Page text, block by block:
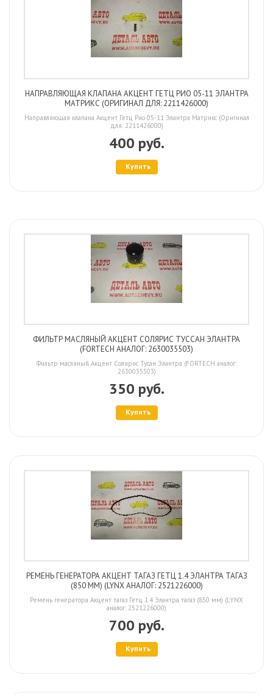
НАПРАВЛЯЮЩАЯ КЛАПАНА АКЦЕНТ ГЕТЦ РИО 05-11 ЭЛАНТРА
МАТРИКС (ОРИГИНАЛ ДЛЯ: 2211426000)
Направляющая клапана Акцент Гетц Рио 05-11 Элантра Матрикс (Оригинал
для: 2211426000)
400 руб.
Купить
ФИЛЬТР МАСЛЯНЫЙ АКЦЕНТ СОЛЯРИС ТУСCАН ЭЛАНТРА
(FORTECH АНАЛОГ: 2630035503)
Фильтр масляный Акцент Солярис Тусан Элантра (FORTECH аналог:
2630035503)
350 руб.
Купить
РЕМЕНЬ ГЕНЕРАТОРА АКЦЕНТ ТАГАЗ ГЕТЦ 1.4 ЭЛАНТРА ТАГАЗ
(850 ММ) (LYNX АНАЛОГ: 2521226000)
Ремень генератора Акцент тагаз Гетц 1.4 Элантра тагаз (850 мм) (LYNX
аналог: 2521226000)
700 руб.
Купить